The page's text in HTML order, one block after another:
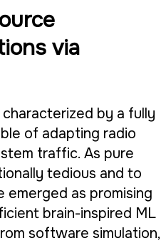
via
by a fully
of adapting radio
traffic. As pure
tedious and to
emerged as promising
brain-inspired ML
software simulation,